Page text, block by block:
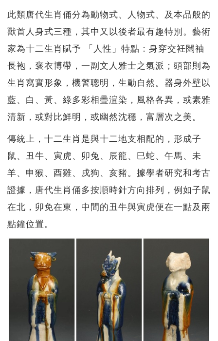
此類唐代生肖俑分為動物式、人物式、及本品般的
獸首人身式三種，其中又以後者最有趣特別。藝術
家為十二生肖賦予 「人性」特點：身穿交衽闊袖
長袍，褒衣博帶，一副文人雅士之氣派；頭部則為
生肖寫實形象，機警聰明，生動自然。器身外壁以
藍、白、黃、綠多彩相疊渲染，風格各異，或素雅
清新，或對比鮮明，或幽然沈穩，富層次之美。
傳統上，十二生肖是與十二地支相配的，形成子
鼠、丑牛、寅虎、卯兔、辰龍、巳蛇、午馬、未
羊、申猴、酉雞、戌狗、亥豬。據學者研究和考古
證據，唐代生肖俑多按順時針方向排列，例如子鼠
在北，卯免在東，中間的丑牛與寅虎便在一點及兩
點鐘位置。